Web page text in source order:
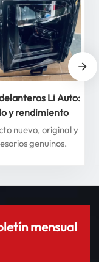
Li Auto:
y rendimiento
para máxima
seguridad
nuevo, original y
genuinos.
mensual